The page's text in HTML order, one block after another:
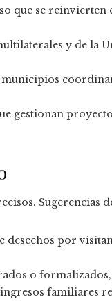
que se
y de la
gestionan
Sugerencias
desechos por
o
familiares